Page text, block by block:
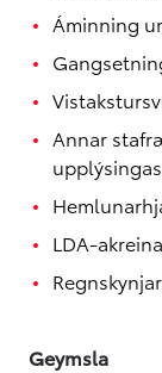
Áminning
Annar
LDA-
Geymsla